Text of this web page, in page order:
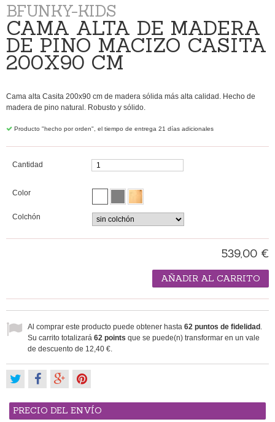
BFUNKY-KIDS
CAMA ALTA DE MADERA
DE PINO MACIZO CASITA
200X90 CM
Cama alta Casita 200x90 cm de madera sólida más alta calidad. Hecho de
madera de pino natural. Robusto y sólido.
Producto "hecho por orden", el tiempo de entrega 21 días adicionales
Cantidad
Color
Colchón
539,00 €
AÑADIR AL CARRITO
Al comprar este producto puede obtener hasta 62 puntos de fidelidad
Su carrito totalizará 62 points que se puede(n) transformar en un vale
de descuento de 12,40 €
PRECIO DEL ENVÍO